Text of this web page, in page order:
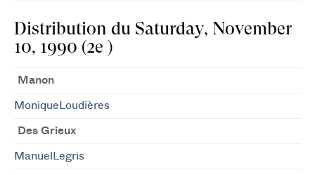
Distribution du Saturday, November
10, 1990 (2e )
Manon
MoniqueLoudières
Des Grieux
ManuelLegris